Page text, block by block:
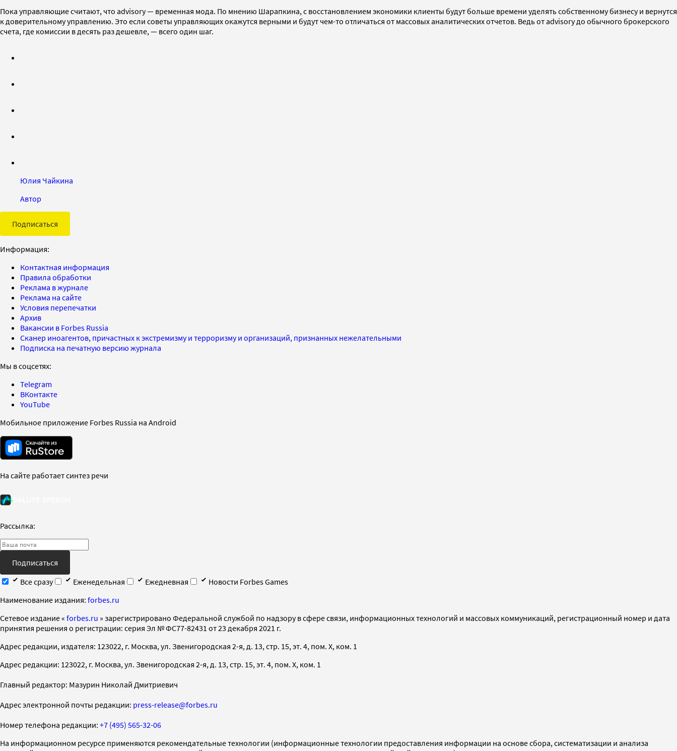
Пока управляющие считают, что advisory — временная мода. По мнению Шарапкина, с восстановлением экономики клиенты будут больше времени уделять собственному бизнесу и вернутся
к доверительному управлению. Это если советы управляющих окажутся верными и будут чем-то отличаться от массовых аналитических отчетов. Ведь от advisory до обычного брокерского
счета, где комиссии в десять раз дешевле, — всего один шаг.
Юлия Чайкина
Автор
Подписаться
Информация:
Контактная информация
Правила обработки
Реклама в журнале
Реклама на сайте
Условия перепечатки
Архив
Вакансии в Forbes Russia
Сканер иноагентов, причастных к экстремизму и терроризму и организаций, признанных нежелательными
Подписка на печатную версию журнала
Мы в соцсетях:
Telegram
ВКонтакте
YouTube
Мобильное приложение Forbes Russia на Android
На сайте работает синтез речи
Рассылка:
Подписаться
Все сразу
Еженедельная Ежедневная
Новости Forbes Games
Наименование издания: forbes.ru
Cетевое издание « forbes.ru » зарегистрировано Федеральной службой по надзору в сфере связи, информационных технологий и массовых коммуникаций, регистрационный номер и дата
принятия решения о регистрации: серия Эл № ФС77-82431 от 23 декабря 2021 г.
Адрес редакции, издателя: 123022, г. Москва, ул. Звенигородская 2-я, д. 13, стр. 15, эт. 4, пом. X, ком. 1
Адрес редакции: 123022, г. Москва, ул. Звенигородская 2-я, д. 13, стр. 15, эт. 4, пом. X, ком. 1
Главный редактор: Мазурин Николай Дмитриевич
Адрес электронной почты редакции: press-release@forbes.ru
Номер телефона редакции: +7 (495) 565-32-06
На информационном ресурсе применяются рекомендательные технологии (информационные технологии предоставления информации на основе сбора, систематизации и анализа